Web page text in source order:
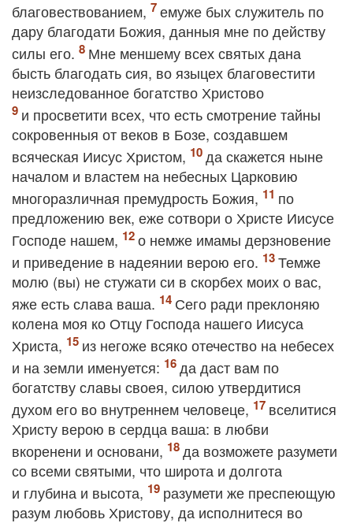
благовествованием,
емуже бых служитель по
дару благодати Божия, данныя мне по действу
силы его.
Мне меншему всех святых дана
бысть благодать сия, во языцех благовестити
неизследованное богатство Христово
и просветити всех, что есть смотрение тайны
сокровенныя от веков в Бозе, создавшем
всяческая Иисус Христом,
да скажется ныне
началом и властем на небесных Царковию
многоразличная премудрость Божия,
по
предложению век, еже сотвори о Христе Иисусе
Господе нашем,
о немже имамы дерзновение
и приведение в надеянии верою его.
Темже
молю (вы) не стужати си в скорбех моих о вас,
яже есть слава ваша.
Сего ради преклоняю
колена моя ко Отцу Господа нашего Иисуса
Христа,
из негоже всяко отечество на небесех
и на земли именуется:
да даст вам по
богатству славы своея, силою утвердитися
духом его во внутреннем человеце,
вселитися
Христу верою в сердца ваша: в любви
вкоренени и основани,
да возможете разумети
со всеми святыми, что широта и долгота
и глубина и высота,
разумети же преспеющую
разум любовь Христову, да исполнитеся во